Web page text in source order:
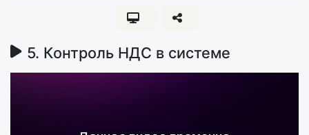
5. Контроль НДС в системе